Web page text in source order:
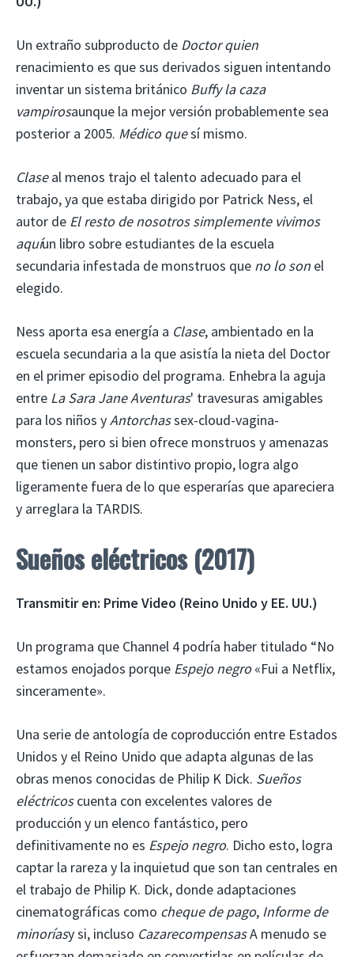
Un extraño subproducto de Doctor quien
renacimiento es que sus derivados siguen intentando
inventar un sistema británico Buffy la caza
vampirosaunque la mejor versión probablemente sea
posterior a 2005. Médico quesí mismo.
Claseal menos trajo el talento adecuado para el
trabajo, ya que estaba dirigido por Patrick Ness, el
autor de El resto de nosotros simplemente vivimos
aquíun libro sobre estudiantes de la escuela
secundaria infestada de monstruos que no lo son el
elegido.
Ness aporta esa energía a Clase, ambientado en la
escuela secundaria a la que asistía la nieta del Doctor
en el primer episodio del programa. Enhebra la aguja
entre La Sara JaneAventuras' travesuras amigables
para los niños yAntorchassex-cloud-vagina-
monsters, pero si bien ofrece monstruos y amenazas
que tienen un sabor distintivo propio, logra algo
ligeramente fuera de lo que esperarías que apareciera
y arreglara la TARDIS.
Sueños eléctricos (2017)
Transmitir en: Prime Video (Reino Unido y EE. UU.)
Un programa que Channel 4 podría haber titulado “No
estamos enojados porque Espejo negro«Fui a Netflix,
sinceramente».
Una serie de antología de coproducción entre Estados
Unidos y el Reino Unido que adapta algunas de las
obras menos conocidas de Philip K Dick. Sueños
eléctricoscuenta con excelentes valores de
producción y un elenco fantástico, pero
definitivamente no es Espejo negro. Dicho esto, logra
captar la rareza y la inquietud que son tan centrales en
el trabajo de Philip K. Dick, donde adaptaciones
cinematográficas como cheque de pago, Informe de
minoríasy si, incluso CazarecompensasA menudo se